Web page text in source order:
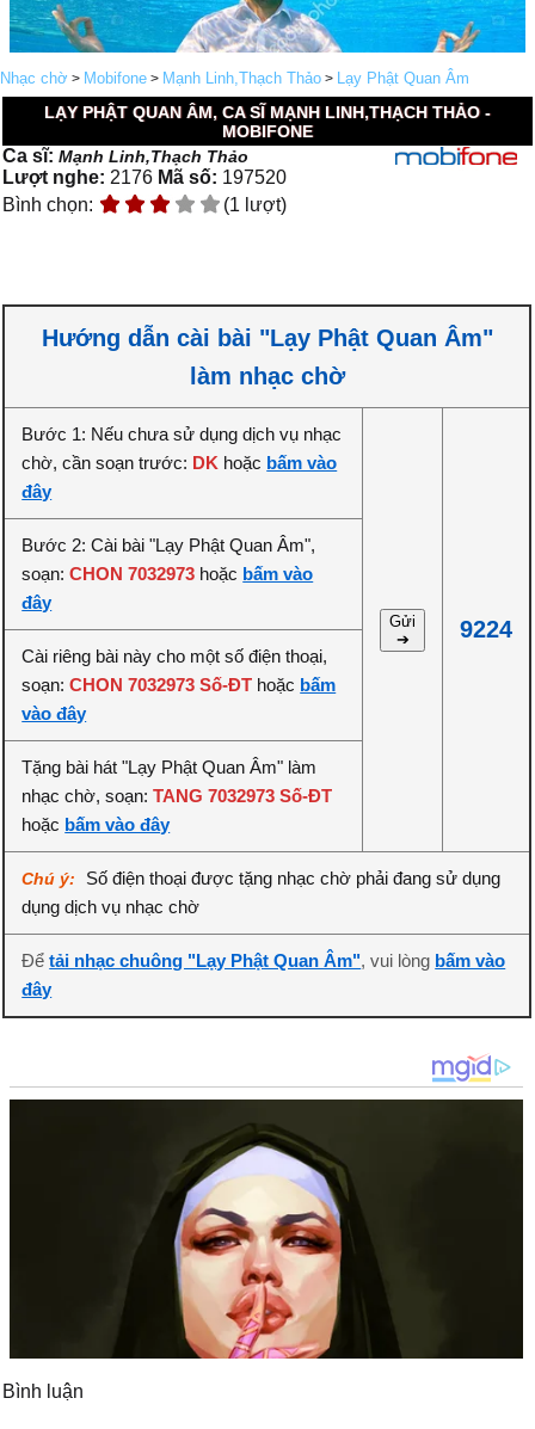
Nhạc chờ > Mobifone > Mạnh Linh,Thạch Thảo > Lạy Phật Quan Âm
LẠY PHẬT QUAN ÂM, CA SĨ MẠNH LINH,THẠCH THẢO -
MOBIFONE
Ca sĩ:Mạnh Linh,Thạch Thảo
Lượt nghe: 2176 Mã số: 197520
Bình chọn:
(1 lượt)
Hướng dẫn cài bài "Lạy Phật Quan Âm"
làm nhạc chờ
Bước 1: Nếu chưa sử dụng dịch vụ nhạc
chờ, cần soạn trước: DK hoặc bấm vào
đây
Gửi
➔
9224
Bước 2: Cài bài "Lạy Phật Quan Âm",
soạn:CHON 7032973 hoặc bấm vào
đây
Cài riêng bài này cho một số điện thoại,
soạn:CHON 7032973 Số-ĐT hoặc bấm
vào đây
Tặng bài hát "Lạy Phật Quan Âm" làm
nhạc chờ, soạn:TANG 7032973 Số-ĐT
hoặc bấm vào đây
Chú ý:
Số điện thoại được tặng nhạc chờ phải đang sử dụng
dụng dịch vụ nhạc chờ
Đểtải nhạc chuông "Lạy Phật Quan Âm", vui lòng bấm vào
đây
Bình luận